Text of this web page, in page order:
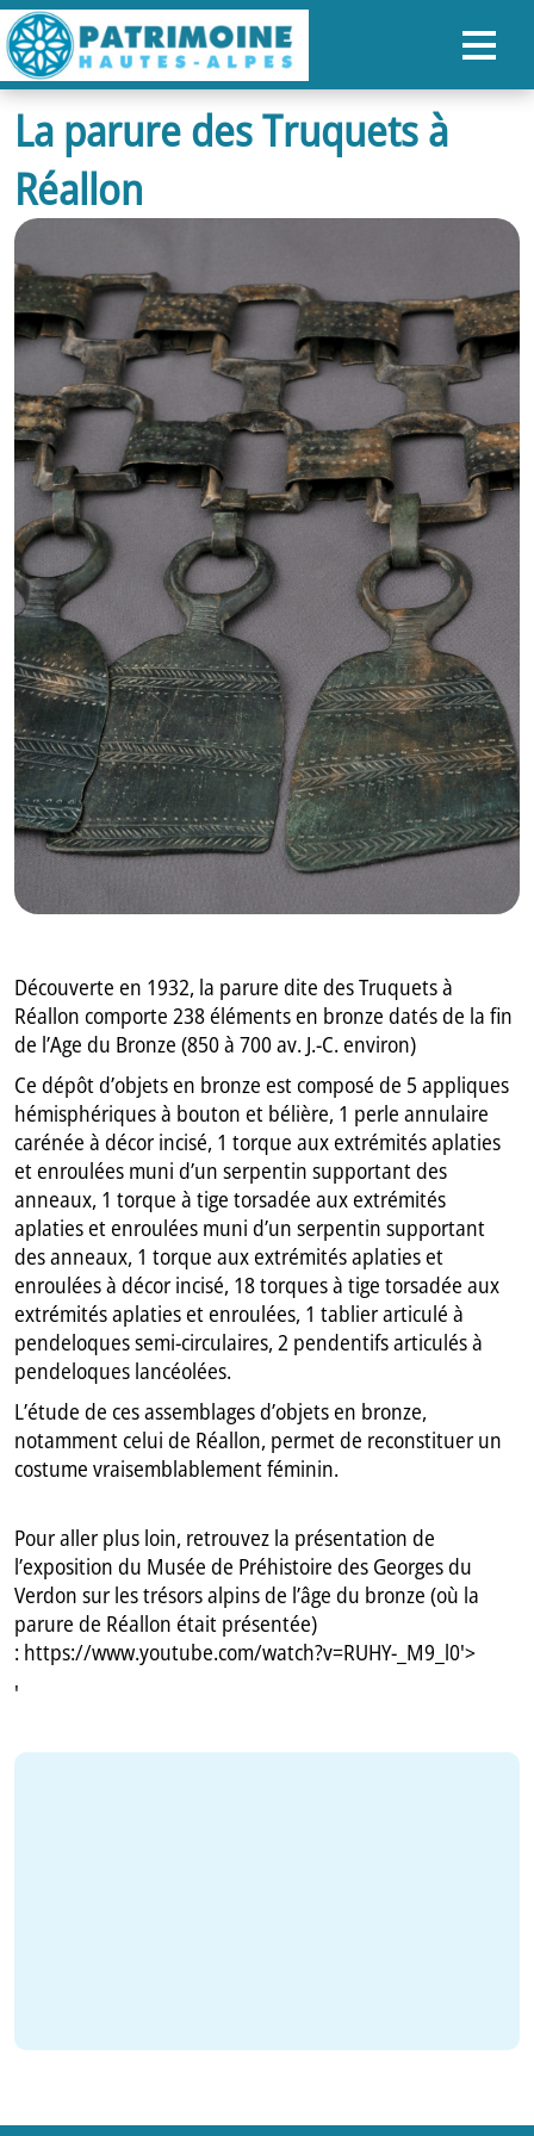
ACCUEIL
CARTE
NOS PARCOURS
PATRIMOINE
RANDONNÉES
ORGANISER SON SÉJOUR
RECHERCHER
FR
GB
IT
La parure des Truquets à
Réallon
Découverte en 1932, la parure dite des Truquets à
Réallon comporte 238 éléments en bronze datés de la fin
de l’Age du Bronze (850 à 700 av. J.-C. environ)
Ce dépôt d’objets en bronze est composé de 5 appliques
hémisphériques à bouton et bélière, 1 perle annulaire
carénée à décor incisé, 1 torque aux extrémités aplaties
et enroulées muni d’un serpentin supportant des
anneaux, 1 torque à tige torsadée aux extrémités
aplaties et enroulées muni d’un serpentin supportant
des anneaux, 1 torque aux extrémités aplaties et
enroulées à décor incisé, 18 torques à tige torsadée aux
extrémités aplaties et enroulées, 1 tablier articulé à
pendeloques semi-circulaires, 2 pendentifs articulés à
pendeloques lancéolées.
L’étude de ces assemblages d’objets en bronze,
notamment celui de Réallon, permet de reconstituer un
costume vraisemblablement féminin.
Pour aller plus loin, retrouvez la présentation de
l’exposition du Musée de Préhistoire des Georges du
Verdon sur les trésors alpins de l’âge du bronze (où la
parure de Réallon était présentée)
: https://www.youtube.com/watch?v=RUHY-_M9_l0'>
'